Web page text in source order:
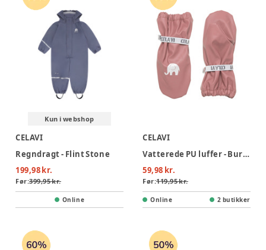
Kun i webshop
CELAVI
Regndragt - Flint Stone
199,98 kr.
Før:399,95 kr.
Online
CELAVI
Vatterede PU luffer - Burlwood
59,98 kr.
Før:119,95 kr.
Online 2 butikker